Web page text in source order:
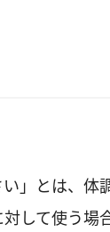
い」とは、
対して使う